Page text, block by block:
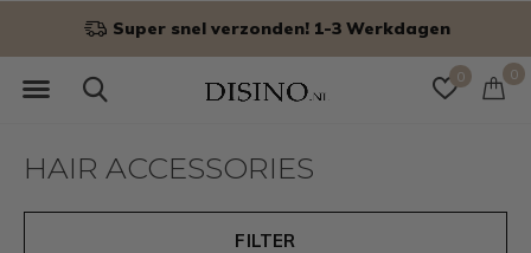
0 0
Super snel verzonden! 1-3 Werkdagen
HAIR ACCESSORIES
FILTER